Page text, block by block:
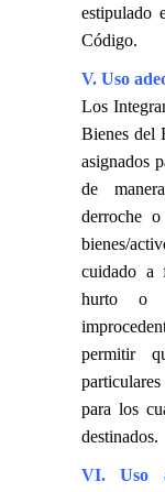
estipulado
Código.
V. Uso
Los
Bienes del
asignados
de
derroche o
bienes/
cuidado a
hurto o
permitir
para los
destinados.
VI. Uso